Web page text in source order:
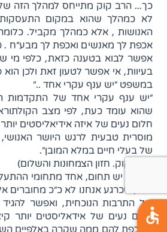
כך... הרב קוק מתייחס למהלך הזה של
לא כמהלך שהוא במקום
האנושות , אלא כמהלך מקביל.
אכפת לך מאנשים ואכפת לך מבע"ח .
אפשר לבוא בטענה כזאת, כלפי מי
בעיוות, אי אפשר לטעון זאת ולכן
במשפט "יש ענף עקרי אחד .."
"יש ענף עקרי אחד של התקדמות
שהוא עומד כעת, לפי מצב
חלום נעים של איזה אידיאליסטים
מוסרית טבעית לרגש היושר
של בעלי חיים במלא המובן".
(הרב קוק. חזון הצמחונות והשלום)
כלומר, יש תחום, אחד מתחומי
יותר, שכרגע אנחנו לא כ"כ מחוברים
של התרבות הנוכחית, ואפשר
חלום נעים של אידאליסטים יותר
שאכפת להם ממה שקרה באלפיים